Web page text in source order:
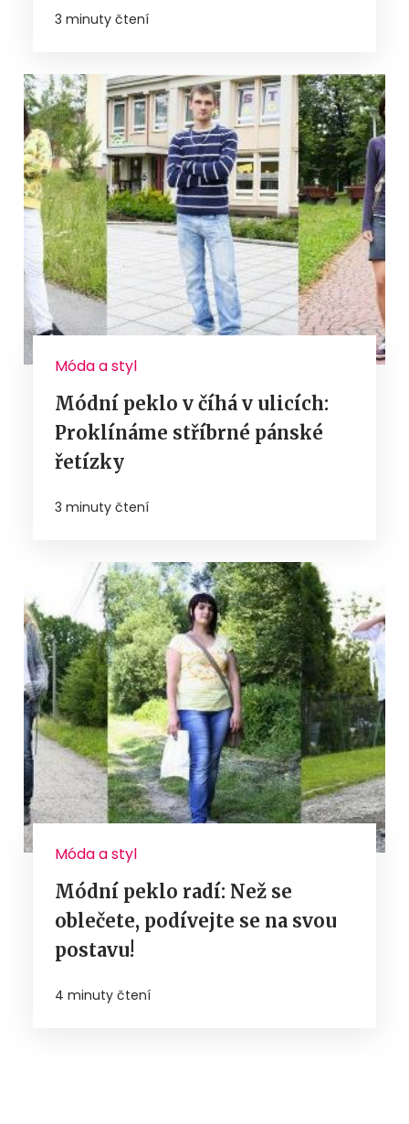
3 minuty čtení
Móda a styl
Módní peklo v číhá v ulicích:
Proklínáme stříbrné pánské
řetízky
3 minuty čtení
Móda a styl
Módní peklo radí: Než se
oblečete, podívejte se na svou
postavu!
4 minuty čtení